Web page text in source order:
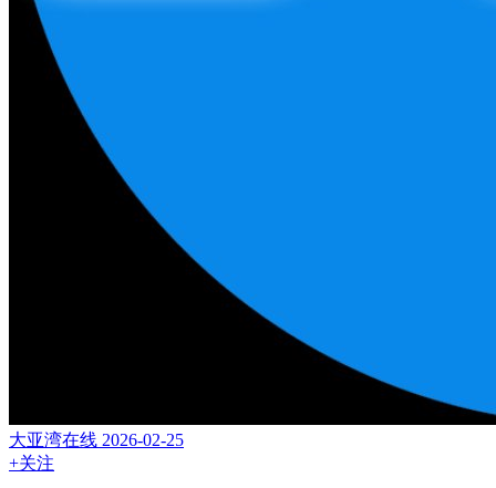
大亚湾在线 2026-02-25
+关注